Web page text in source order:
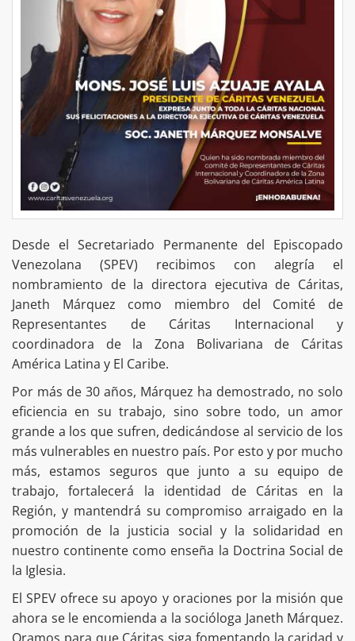
Desde el Secretariado Permanente del Episcopado
Venezolana (SPEV) recibimos con alegría el
nombramiento de la directora ejecutiva de Cáritas,
Janeth Márquez como miembro del Comité de
Representantes de Cáritas Internacional y
coordinadora de la Zona Bolivariana de Cáritas
América Latina y El Caribe.
Por más de 30 años, Márquez ha demostrado, no solo
eficiencia en su trabajo, sino sobre todo, un amor
grande a los que sufren, dedicándose al servicio de los
más vulnerables en nuestro país. Por esto y por mucho
más, estamos seguros que junto a su equipo de
trabajo, fortalecerá la identidad de Cáritas en la
Región, y mantendrá su compromiso arraigado en la
promoción de la justicia social y la solidaridad en
nuestro continente como enseña la Doctrina Social de
la Iglesia.
El SPEV ofrece su apoyo y oraciones por la misión que
ahora se le encomienda a la socióloga Janeth Márquez.